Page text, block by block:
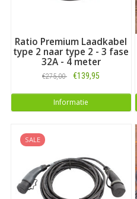
Ratio Premium Laadkabel
type 2 naar type 2 - 3 fase
32A - 4 meter
€275,00 €139,95
Informatie
SALE